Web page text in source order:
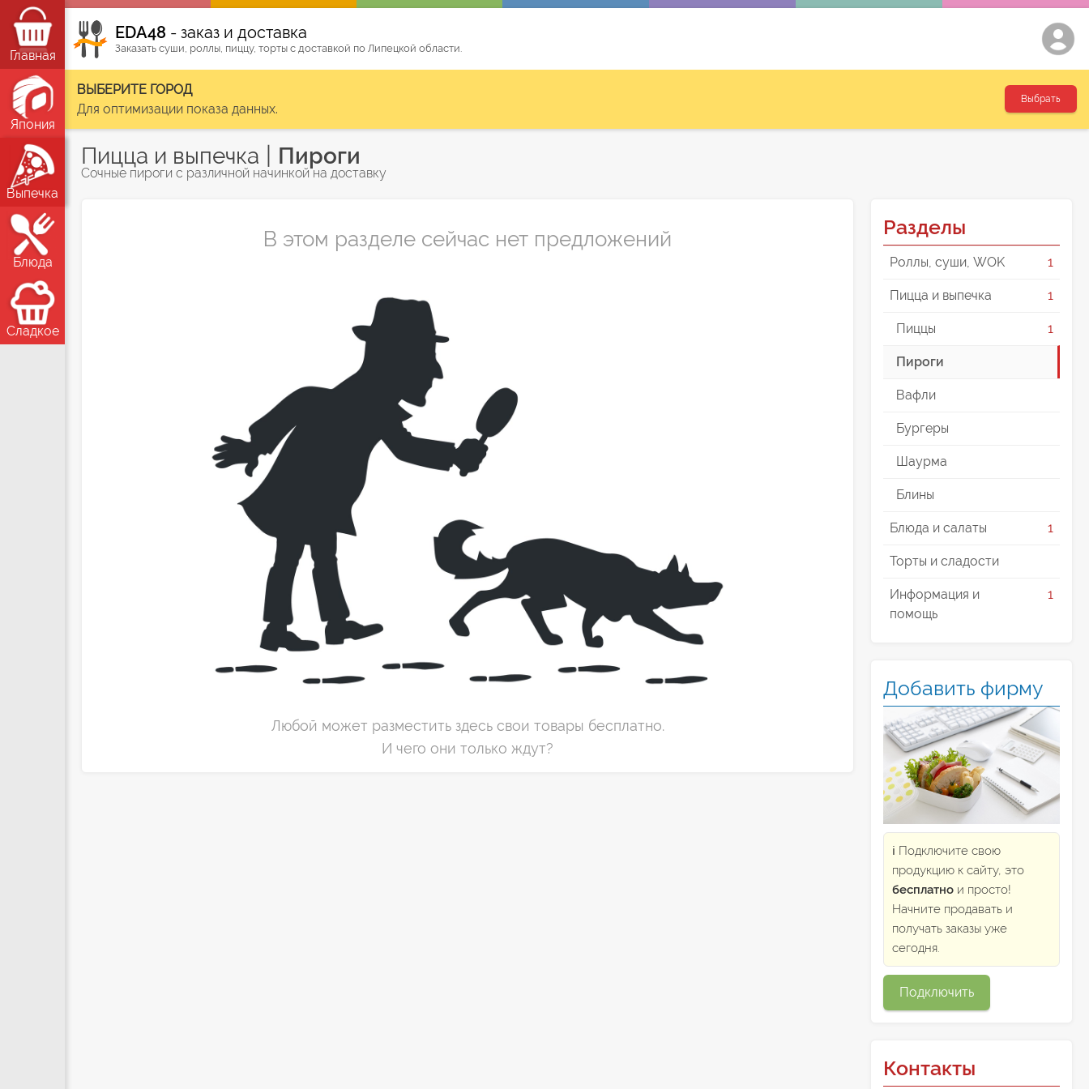
Главная
Япония
Выпечка
Блюда
Сладкое
ЕDA48 - заказ и доставка
Заказать суши, роллы, пиццу, торты с доставкой по Липецкой области.
ВЫБЕРИТЕ ГОРОД
Для оптимизации показа данных.
Выбрать
Пицца и выпечка Пироги
Сочные пироги с различной начинкой на доставку
В этом разделе сейчас нет предложений
Любой может разместить здесь свои товары бесплатно.
И чего они только ждут?
Разделы
Роллы, суши, WOK 1
Пицца и выпечка 1
Пиццы 1
Пироги
Вафли
Бургеры
Шаурма
Блины
Блюда и салаты 1
Торты и сладости
Информация и
помощь
1
Добавить фирму
ℹ️ Подключите свою
продукцию к сайту, это
бесплатно и просто!
Начните продавать и
получать заказы уже
сегодня.
Подключить
Контакты